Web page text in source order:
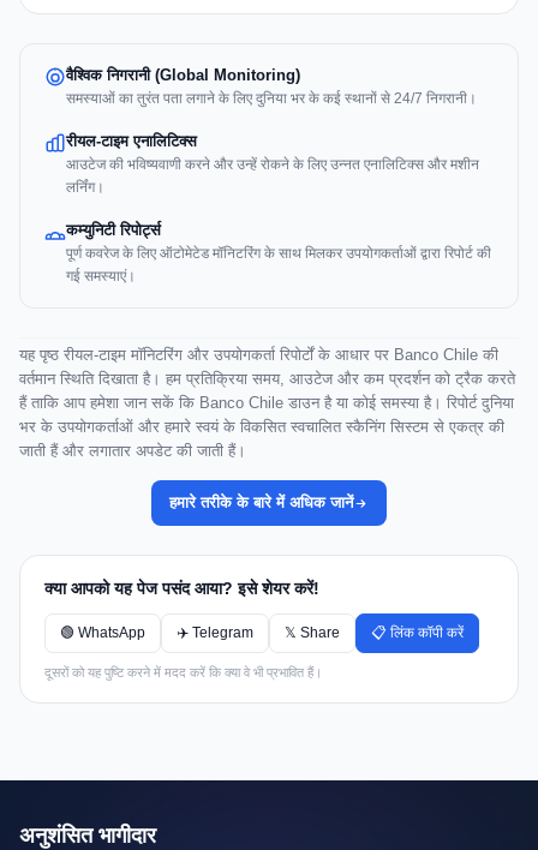
वैश्विक निगरानी (Global Monitoring)
समस्याओं का तुरंत पता लगाने के लिए दुनिया भर के कई स्थानों से 24/7 निगरानी।
रीयल-टाइम एनालिटिक्स
आउटेज की भविष्यवाणी करने और उन्हें रोकने के लिए उन्नत एनालिटिक्स और मशीन
लर्निंग।
कम्युनिटी रिपोर्ट्स
पूर्ण कवरेज के लिए ऑटोमेटेड मॉनिटरिंग के साथ मिलकर उपयोगकर्ताओं द्वारा रिपोर्ट की
गई समस्याएं।
यह पृष्ठ रीयल-टाइम मॉनिटरिंग और उपयोगकर्ता रिपोर्टों के आधार पर Banco Chile की
वर्तमान स्थिति दिखाता है। हम प्रतिक्रिया समय, आउटेज और कम प्रदर्शन को ट्रैक करते
हैं ताकि आप हमेशा जान सकें कि Banco Chile डाउन है या कोई समस्या है। रिपोर्ट दुनिया
भर के उपयोगकर्ताओं और हमारे स्वयं के विकसित स्वचालित स्कैनिंग सिस्टम से एकत्र की
जाती हैं और लगातार अपडेट की जाती हैं।
हमारे तरीके के बारे में अधिक जानें
क्या आपको यह पेज पसंद आया? इसे शेयर करें!
🟢 WhatsApp ✈️ Telegram 𝕏 Share 📋 लिंक कॉपी करें
दूसरों को यह पुष्टि करने में मदद करें कि क्या वे भी प्रभावित हैं।
अनुशंसित भागीदार